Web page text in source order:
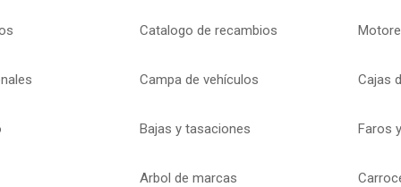
Catalogo de recambios
Campa de vehículos
Bajas y tasaciones
Arbol de marcas
Cajas
Faros